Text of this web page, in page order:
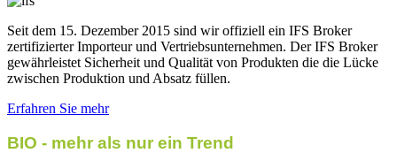
Seit dem 15. Dezember 2015 sind wir offiziell ein IFS Broker
zertifizierter Importeur und Vertriebsunternehmen. Der IFS Broker
gewährleistet Sicherheit und Qualität von Produkten die die Lücke
zwischen Produktion und Absatz füllen.
Erfahren Sie mehr
BIO - mehr als nur ein Trend